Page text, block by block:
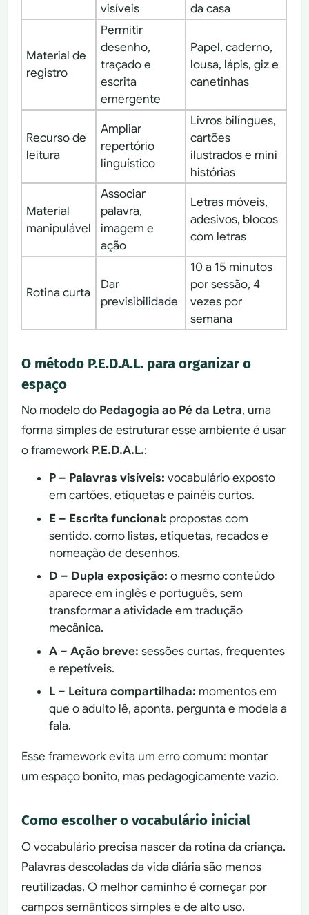
visíveis
da casa
Material de
registro
Permitir
desenho,
traçado e
escrita
emergente
Papel, caderno,
lousa, lápis, giz e
canetinhas
Recurso de
leitura
Ampliar
repertório
linguístico
Livros bilíngues,
cartões
ilustrados e mini
histórias
Material
manipulável
Associar
palavra,
imagem e
ação
Letras móveis,
adesivos, blocos
com letras
Rotina curta
Dar
previsibilidade
10 a 15 minutos
por sessão, 4
vezes por
semana
O método P.E.D.A.L. para organizar o
espaço
No modelo do Pedagogia ao Pé da Letra, uma
forma simples de estruturar esse ambiente é usar
o framework P.E.D.A.L.:
P – Palavras visíveis: vocabulário exposto
em cartões, etiquetas e painéis curtos.
E – Escrita funcional: propostas com
sentido, como listas, etiquetas, recados e
nomeação de desenhos.
D – Dupla exposição: o mesmo conteúdo
aparece em inglês e português, sem
transformar a atividade em tradução
mecânica.
A – Ação breve: sessões curtas, frequentes
e repetíveis.
L – Leitura compartilhada: momentos em
que o adulto lê, aponta, pergunta e modela a
fala.
Esse framework evita um erro comum: montar
um espaço bonito, mas pedagogicamente vazio.
Como escolher o vocabulário inicial
O vocabulário precisa nascer da rotina da criança.
Palavras descoladas da vida diária são menos
reutilizadas. O melhor caminho é começar por
campos semânticos simples e de alto uso.